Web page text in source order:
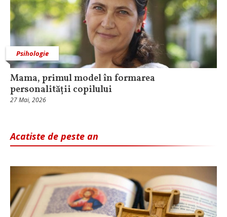
Psihologie
Mama, primul model în formarea
personalității copilului
27 Mai, 2026
Acatiste de peste an